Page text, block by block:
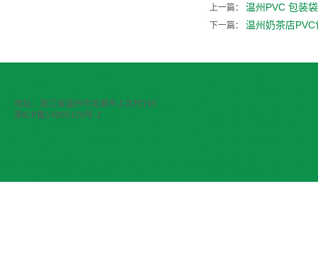
上一篇： 温州PVC 包装
下一篇： 温州奶茶店
地址：浙江省温州市龙港市上北村195
浙ICP备14005120号-2